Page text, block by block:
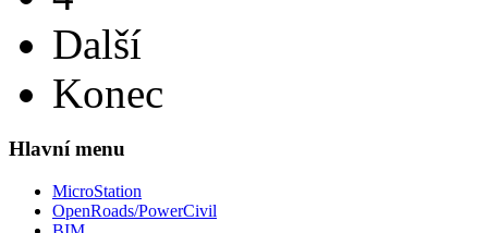
Další
Konec
Hlavní menu
MicroStation
OpenRoads/PowerCivil